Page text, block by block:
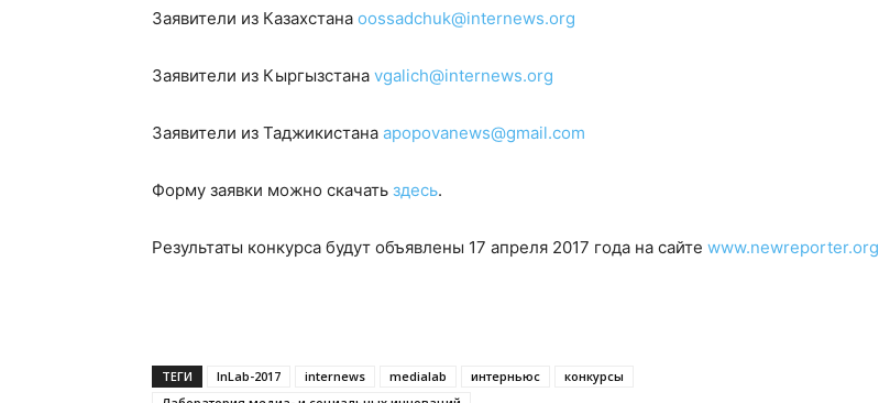
Заявители из Казахстана oossadchuk@internews.org
Заявители из Кыргызстана vgalich@internews.org
Заявители из Таджикистана apopovanews@gmail.com
Форму заявки можно скачать здесь.
Результаты конкурса будут объявлены 17 апреля 2017 года на сайте www.newreporter.org
ТЕГИ InLab-2017 internews medialab интерньюс
конкурсы